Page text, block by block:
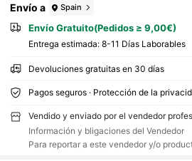
Envío a Spain
Envío Gratuito(Pedidos ≥ 9,00€)
Entrega estimada: 8-11 Días Laborables
Devoluciones gratuitas en 30 días
Pagos seguros · Protección de la
Vendido y enviado por el vendedor
Información y bligaciones del Vendedor
Para reportar a este vendedor y/o